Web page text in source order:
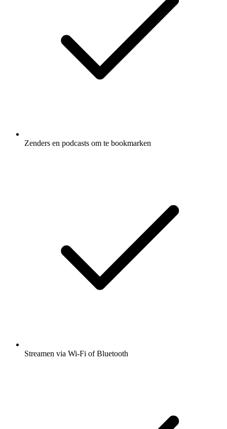
Zenders en podcasts om te bookmarken
Streamen via Wi-Fi of Bluetooth